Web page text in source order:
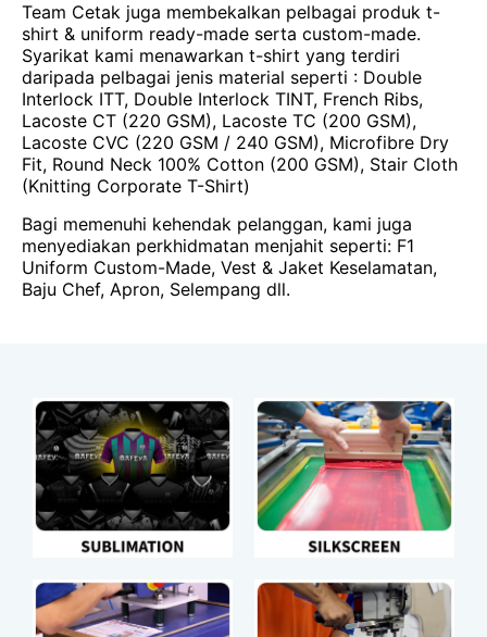
Team Cetak juga membekalkan pelbagai produk t-
shirt & uniform ready-made serta custom-made.
Syarikat kami menawarkan t-shirt yang terdiri
daripada pelbagai jenis material seperti : Double
Interlock ITT, Double Interlock TINT, French Ribs,
Lacoste CT (220 GSM), Lacoste TC (200 GSM),
Lacoste CVC (220 GSM / 240 GSM), Microfibre Dry
Fit, Round Neck 100% Cotton (200 GSM), Stair Cloth
(Knitting Corporate T-Shirt)
Bagi memenuhi kehendak pelanggan, kami juga
menyediakan perkhidmatan menjahit seperti: F1
Uniform Custom-Made, Vest & Jaket Keselamatan,
Baju Chef, Apron, Selempang dll.